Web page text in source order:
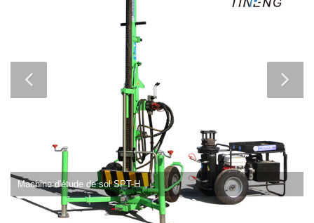
Machine d'étude de sol SPT-H